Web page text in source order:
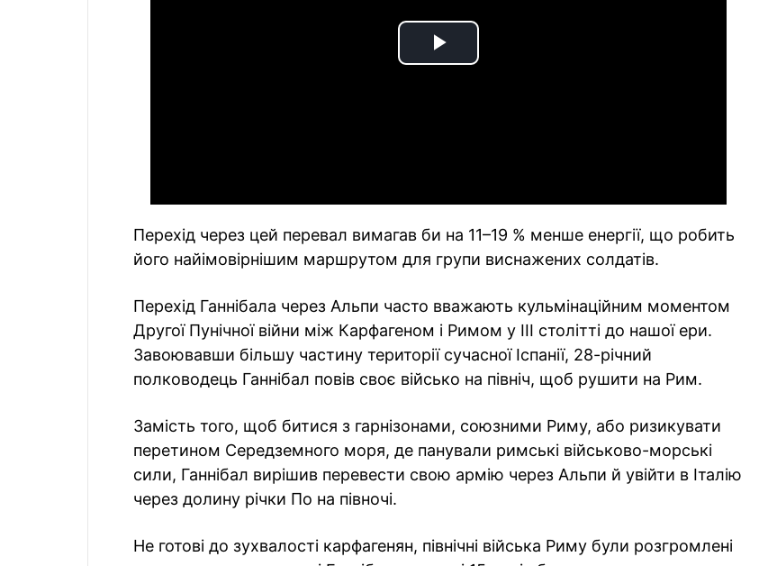
Play
Перехід через цей перевал вимагав би на 11–19 % менше енергії, що робить
його найімовірнішим маршрутом для групи виснажених солдатів.
Перехід Ганнібала через Альпи часто вважають кульмінаційним моментом
Другої Пунічної війни між Карфагеном і Римом у III столітті до нашої ери.
Завоювавши більшу частину території сучасної Іспанії, 28-річний
полководець Ганнібал повів своє військо на північ, щоб рушити на Рим.
Замість того, щоб битися з гарнізонами, союзними Риму, або ризикувати
перетином Середземного моря, де панували римські військово-морські
сили, Ганнібал вирішив перевести свою армію через Альпи й увійти в Італію
через долину річки По на півночі.
Не готові до зухвалості карфагенян, північні війська Риму були розгромлені